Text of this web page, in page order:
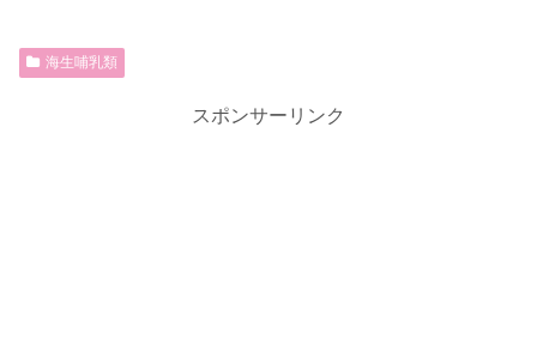
海生哺乳類
スポンサーリンク